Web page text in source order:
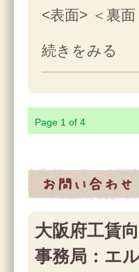
<表面> ＜裏面
続きをみる
Page 1 of 4
大阪府工賃
事務局：エ